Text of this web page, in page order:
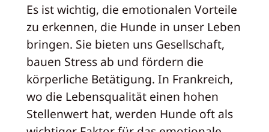
Es ist wichtig, die emotionalen Vorteile
zu erkennen, die Hunde in unser Leben
bringen. Sie bieten uns Gesellschaft,
bauen Stress ab und fördern die
körperliche Betätigung. In Frankreich,
wo die Lebensqualität einen hohen
Stellenwert hat, werden Hunde oft als